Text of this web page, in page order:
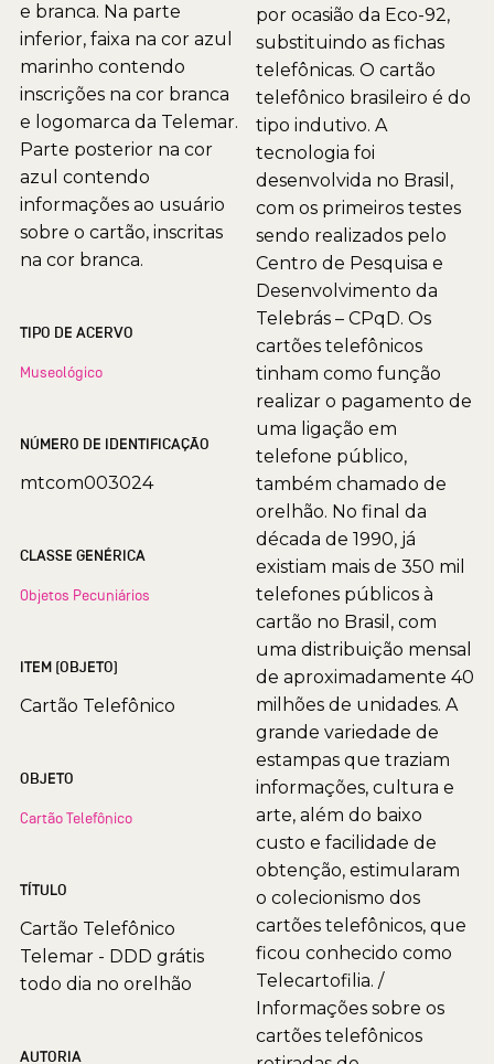
e branca. Na parte
inferior, faixa na cor azul
marinho contendo
inscrições na cor branca
e logomarca da Telemar.
Parte posterior na cor
azul contendo
informações ao usuário
sobre o cartão, inscritas
na cor branca.
TIPO DE ACERVO
Museológico
NÚMERO DE IDENTIFICAÇÃO
mtcom003024
CLASSE GENÉRICA
Objetos Pecuniários
ITEM (OBJETO)
Cartão Telefônico
OBJETO
Cartão Telefônico
TÍTULO
Cartão Telefônico
Telemar - DDD grátis
todo dia no orelhão
AUTORIA
por ocasião da Eco-92,
substituindo as fichas
telefônicas. O cartão
telefônico brasileiro é do
tipo indutivo. A
tecnologia foi
desenvolvida no Brasil,
com os primeiros testes
sendo realizados pelo
Centro de Pesquisa e
Desenvolvimento da
Telebrás – CPqD. Os
cartões telefônicos
tinham como função
realizar o pagamento de
uma ligação em
telefone público,
também chamado de
orelhão. No final da
década de 1990, já
existiam mais de 350 mil
telefones públicos à
cartão no Brasil, com
uma distribuição mensal
de aproximadamente 40
milhões de unidades. A
grande variedade de
estampas que traziam
informações, cultura e
arte, além do baixo
custo e facilidade de
obtenção, estimularam
o colecionismo dos
cartões telefônicos, que
ficou conhecido como
Telecartofilia. /
Informações sobre os
cartões telefônicos